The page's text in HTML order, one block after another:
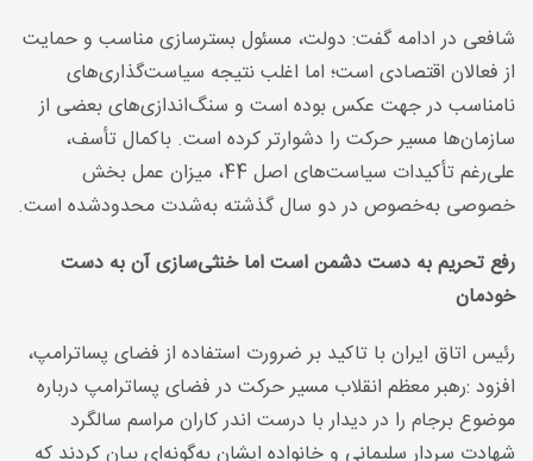
شافعی در ادامه گفت: دولت، مسئول بسترسازی مناسب و حمایت
از فعالان اقتصادی است؛ اما اغلب نتیجه سیاست‌گذاری‌های
نامناسب در جهت عکس بوده است و سنگ‌اندازی‌های بعضی از
سازمان‌ها مسیر حرکت را دشوارتر کرده است. باکمال تأسف،
علی‌رغم تأکیدات سیاست‌های اصل 44، میزان عمل بخش
خصوصی به‌خصوص در دو سال گذشته به‌شدت محدودشده است.
رفع تحریم به دست دشمن است اما خنثی‌سازی آن به دست
خودمان
رئیس اتاق ایران با تاکید بر ضرورت استفاده از فضای پساترامپ،
افزود :رهبر معظم انقلاب مسیر حرکت در فضای پساترامپ درباره
موضوع برجام را در دیدار با درست اندر کاران مراسم سالگرد
شهادت سردار سلیمانی و خانواده ایشان به‌گونه‌ای بیان کردند که